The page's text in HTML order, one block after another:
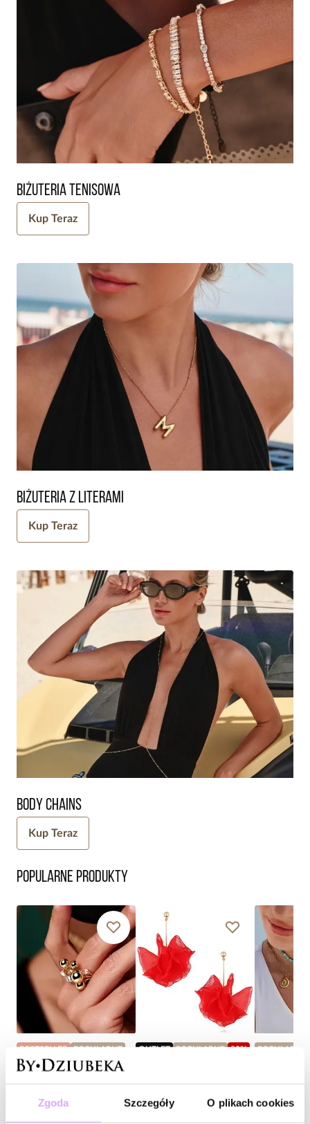
Zgoda Szczegóły O plikach cookies
Biżuteria Tenisowa
Kup Teraz
Biżuteria z literami
Kup Teraz
Body Chains
Kup Teraz
Popularne produkty
BESTSELLER
POPULARNE
-20% kod: HOT20
OUTLET POPULARNE 80%
Kolczyki z tkaniny czerwone
ze złotym patyczkiem
POPULARNE